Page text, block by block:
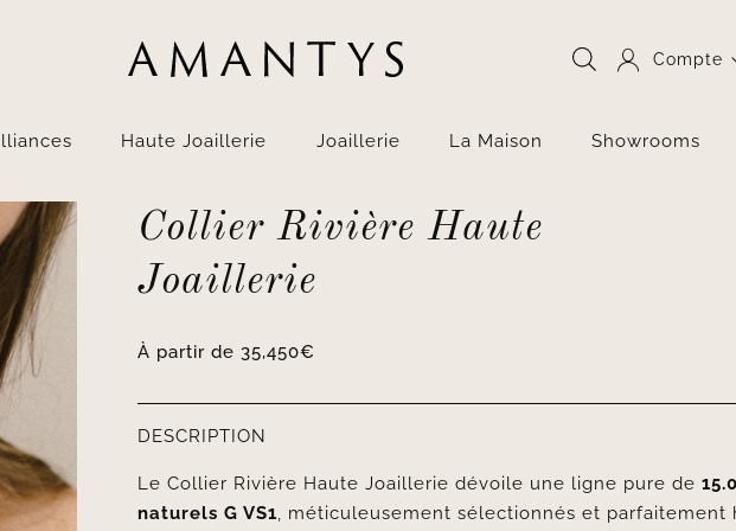
Compte
Haute Joaillerie Joaillerie La Maison Showrooms
Collier Rivière Haute
Joaillerie
À partir de35,450€
DESCRIPTION
Le Collier Rivière Haute Joaillerie dévoile une ligne pure de
naturels G VS1, méticuleusement sélectionnés et parfaitement